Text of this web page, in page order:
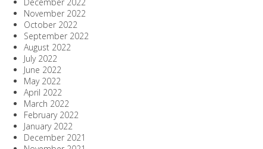
November 2022
October 2022
September 2022
August 2022
July 2022
June 2022
May 2022
April 2022
March 2022
February 2022
January 2022
December 2021